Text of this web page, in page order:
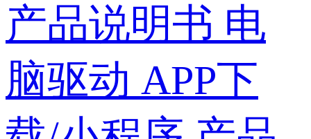
产品说明书 电
脑驱动 APP下